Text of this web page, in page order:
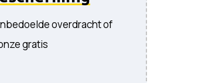
overdracht of
gratis